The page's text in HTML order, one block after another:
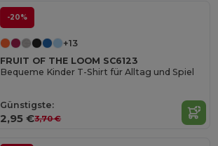
-20%
+13
FRUIT OF THE LOOM SC6123
Bequeme Kinder T-Shirt für Alltag und Spiel
Günstigste:
2,95 €3,70 €